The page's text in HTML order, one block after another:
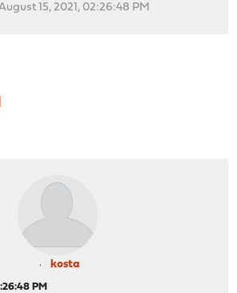
15, 2021, 02:26:48 PM
kosta
PM